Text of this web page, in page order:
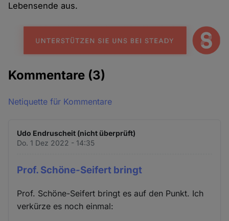
Lebensende aus.
Kommentare (3)
Netiquette für Kommentare
Udo Endruscheit (nicht überprüft)
Do. 1 Dez 2022 - 14:35
Prof. Schöne-Seifert bringt
Prof. Schöne-Seifert bringt es auf den Punkt. Ich
verkürze es noch einmal: